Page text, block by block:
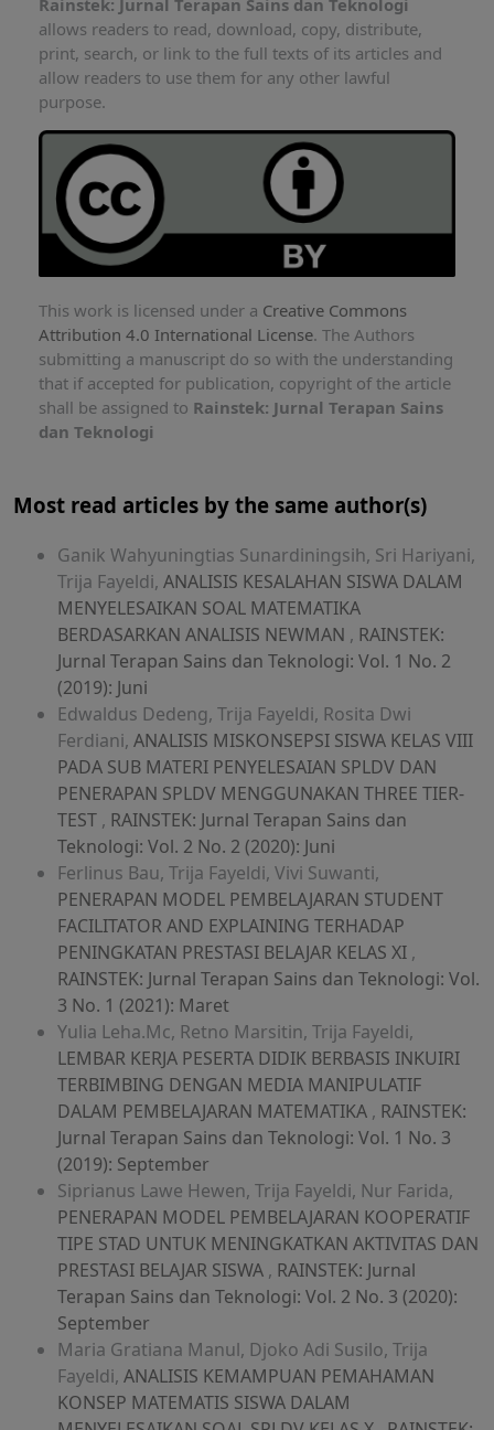
Rainstek: Jurnal Terapan Sains dan Teknologi
allows readers to read, download, copy, distribute,
print, search, or link to the full texts of its articles and
allow readers to use them for any other lawful
purpose.
This work is licensed under a Creative Commons
Attribution 4.0 International License. The Authors
submitting a manuscript do so with the understanding
that if accepted for publication, copyright of the article
shall be assigned to Rainstek: Jurnal Terapan Sains
dan Teknologi
Most read articles by the same author(s)
Ganik Wahyuningtias Sunardiningsih, Sri Hariyani,
Trija Fayeldi, ANALISIS KESALAHAN SISWA DALAM
MENYELESAIKAN SOAL MATEMATIKA
BERDASARKAN ANALISIS NEWMAN , RAINSTEK:
Jurnal Terapan Sains dan Teknologi: Vol. 1 No. 2
(2019): Juni
Edwaldus Dedeng, Trija Fayeldi, Rosita Dwi
Ferdiani, ANALISIS MISKONSEPSI SISWA KELAS VIII
PADA SUB MATERI PENYELESAIAN SPLDV DAN
PENERAPAN SPLDV MENGGUNAKAN THREE TIER-
TEST , RAINSTEK: Jurnal Terapan Sains dan
Teknologi: Vol. 2 No. 2 (2020): Juni
Ferlinus Bau, Trija Fayeldi, Vivi Suwanti,
PENERAPAN MODEL PEMBELAJARAN STUDENT
FACILITATOR AND EXPLAINING TERHADAP
PENINGKATAN PRESTASI BELAJAR KELAS XI ,
RAINSTEK: Jurnal Terapan Sains dan Teknologi: Vol.
3 No. 1 (2021): Maret
Yulia Leha.Mc, Retno Marsitin, Trija Fayeldi,
LEMBAR KERJA PESERTA DIDIK BERBASIS INKUIRI
TERBIMBING DENGAN MEDIA MANIPULATIF
DALAM PEMBELAJARAN MATEMATIKA , RAINSTEK:
Jurnal Terapan Sains dan Teknologi: Vol. 1 No. 3
(2019): September
Siprianus Lawe Hewen, Trija Fayeldi, Nur Farida,
PENERAPAN MODEL PEMBELAJARAN KOOPERATIF
TIPE STAD UNTUK MENINGKATKAN AKTIVITAS DAN
PRESTASI BELAJAR SISWA , RAINSTEK: Jurnal
Terapan Sains dan Teknologi: Vol. 2 No. 3 (2020):
September
Maria Gratiana Manul, Djoko Adi Susilo, Trija
Fayeldi, ANALISIS KEMAMPUAN PEMAHAMAN
KONSEP MATEMATIS SISWA DALAM